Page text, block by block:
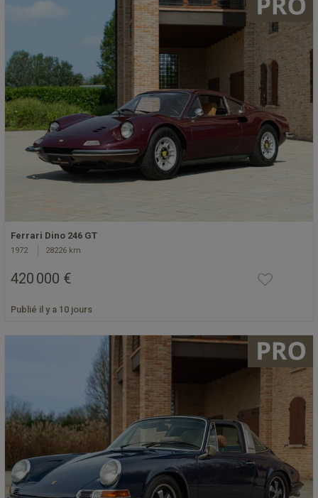
Ferrari Dino 246 GT
1972 28226 km
420 000 €
Publié il y a 10 jours